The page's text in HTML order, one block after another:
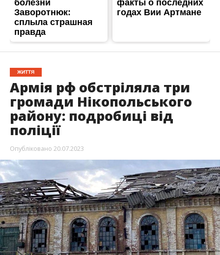
Опубліковано 20.07.2023
важкої артилерії війська рф поцілили по
Нікополю та двох селах Марганецької та
Мирівської громади. Люди не постраждали,
чого не скажешь про будинки місцевих.
Про цеповідомила пресслужба районного
управління поліції Нікополя, передає
Інформатор.